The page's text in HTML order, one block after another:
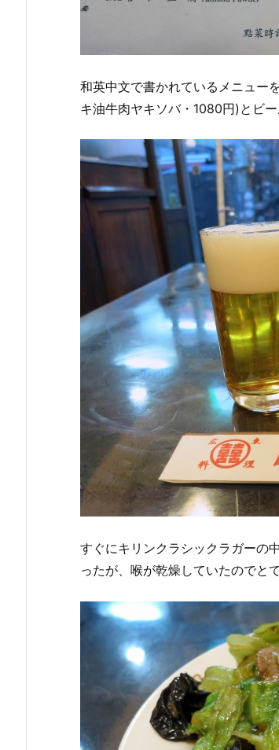
和英中文で書かれているメニュー
キ油牛肉ヤキソバ・1080円)とビ
すぐにキリンクラシックラガーの
ったが、喉が乾燥していたのでと